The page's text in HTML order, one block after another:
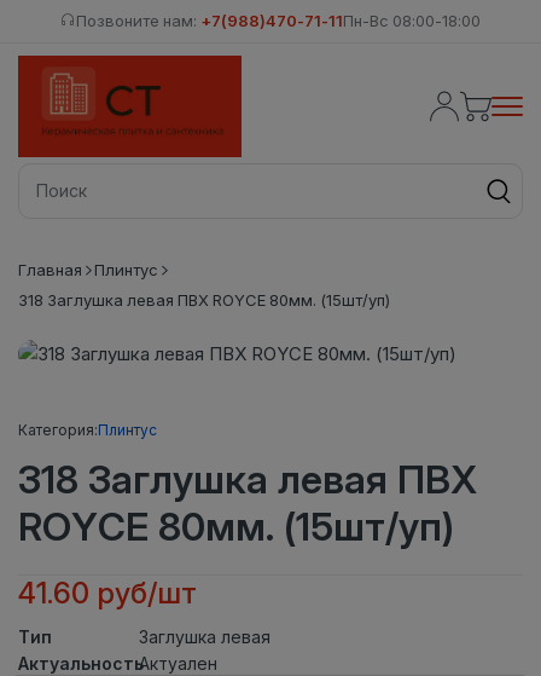
Позвоните нам: +7(988)470-71-11Пн-Вс 08:00-18:00
Главная
Плинтус
318 Заглушка левая ПВХ ROYCE 80мм. (15шт/уп)
Категория:Плинтус
318 Заглушка левая ПВХ
ROYCE 80мм. (15шт/уп)
41.60 руб/шт
Тип
Заглушка левая
АктуальностьАктуален